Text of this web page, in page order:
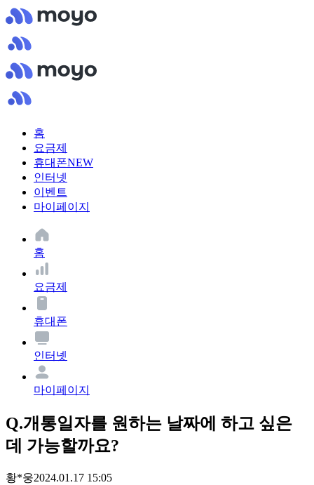
홈
요금제
휴대폰NEW
인터넷
이벤트
마이페이지
홈
요금제
휴대폰
인터넷
마이페이지
Q.개통일자를 원하는 날짜에 하고 싶은
데 가능할까요?
황*웅2024.01.17 15:05